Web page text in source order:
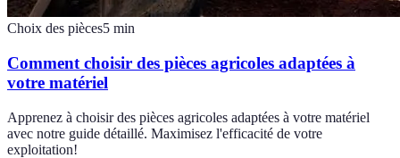
Choix des pièces5 min
Comment choisir des pièces agricoles adaptées à
votre matériel
Apprenez à choisir des pièces agricoles adaptées à votre matériel
avec notre guide détaillé. Maximisez l'efficacité de votre
exploitation!